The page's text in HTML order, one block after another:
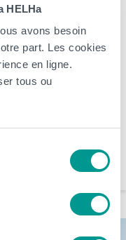
HELHa
avons besoin
part. Les cookies
en ligne.
tous ou
de la Haute École sont
équipes prennent un
forme à la rentrée !
en ligne reste bien
possible de débuter